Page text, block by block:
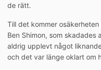
de rätt.
Till det kommer
Ben Shimon, som skadades
aldrig upplevt något
och det var länge oklart om